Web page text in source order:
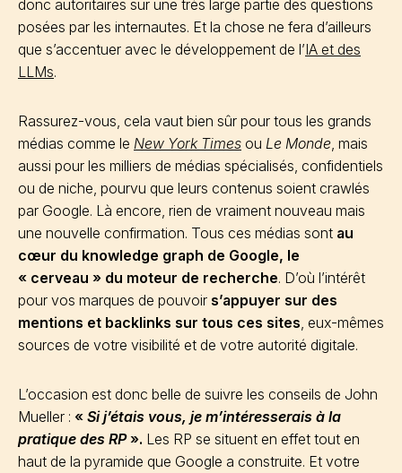
donc autoritaires sur une très large partie des questions
posées par les internautes. Et la chose ne fera d’ailleurs
que s’accentuer avec le développement de l’IA et des
LLMs.
Rassurez-vous, cela vaut bien sûr pour tous les grands
médias comme le New York Times ou Le Monde , mais
aussi pour les milliers de médias spécialisés, confidentiels
ou de niche, pourvu que leurs contenus soient crawlés
par Google. Là encore, rien de vraiment nouveau mais
une nouvelle confirmation. Tous ces médias sont au
cœur du knowledge graph de Google, le
« cerveau » du moteur de recherche. D’où l’intérêt
pour vos marques de pouvoir s’appuyer sur des
mentions et backlinks sur tous ces sites , eux-mêmes
sources de votre visibilité et de votre autorité digitale.
L’occasion est donc belle de suivre les conseils de John
Mueller : « Si j’étais vous, je m’intéresserais à la
pratique des RP». Les RP se situent en effet tout en
haut de la pyramide que Google a construite. Et votre